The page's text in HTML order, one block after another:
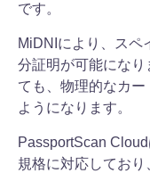
です。
MiDNIにより、スペ
分証明が可能にな
ても、物理的なカ
ようになります。
PassportScan
規格に対応してお